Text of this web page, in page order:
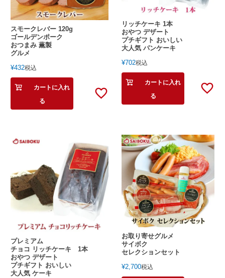
スモークレバー 120g
ゴールデンポーク
おつまみ 薫製
グルメ
¥432税込
カートに入れ
る
リッチケーキ 1本
おやつ デザート
プチギフト おいしい
大人気 パンケーキ
¥702税込
カートに入れ
る
プレミアム
チョコ リッチケーキ 1本
おやつ デザート
プチギフト おいしい
大人気 ケーキ
お取り寄せグルメ
サイボク
セレクションセット
¥2,700税込